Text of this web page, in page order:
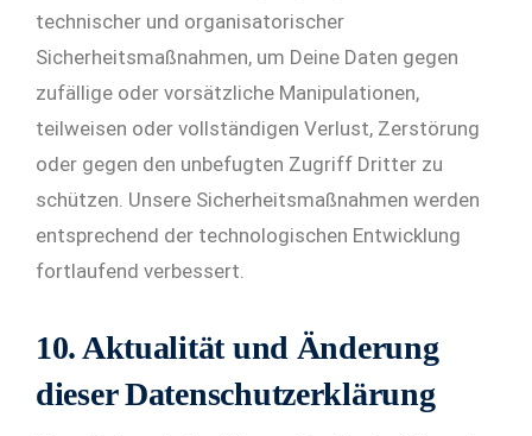
technischer und organisatorischer
Sicherheitsmaßnahmen, um Deine Daten gegen
zufällige oder vorsätzliche Manipulationen,
teilweisen oder vollständigen Verlust, Zerstörung
oder gegen den unbefugten Zugriff Dritter zu
schützen. Unsere Sicherheitsmaßnahmen werden
entsprechend der technologischen Entwicklung
fortlaufend verbessert.
10. Aktualität und Änderung
dieser Datenschutzerklärung